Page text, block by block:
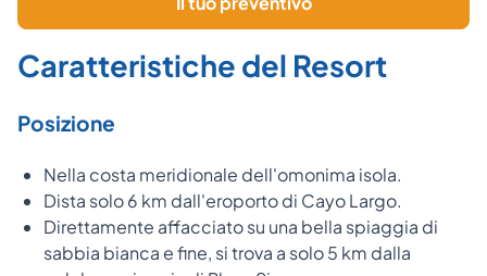
Caratteristiche del Resort
Posizione
Nella costa meridionale dell'omonima isola.
Dista solo 6 km dall'eroporto di Cayo Largo.
Direttamente affacciato su una bella spiaggia di
sabbia bianca e fine, si trova a solo 5 km dalla